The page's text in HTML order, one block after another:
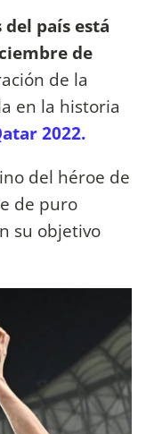
país está
de
de la
en la historia
2022.
del héroe de
de puro
su objetivo